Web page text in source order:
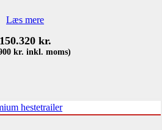
Læs mere
150.320 kr.
kr. inkl. moms)